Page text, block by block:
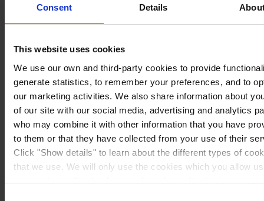
Consent Details
This website uses cookies
We use our own and third-party cookies to provide
generate statistics, to remember your preferences, and to
our marketing activities. We also share information about
of our site with our social media, advertising and analytics
who may combine it with other information that you have
to them or that they have collected from your use of their
Click "Show details" to learn about the different types of
that we use. We will only use the cookies which you allow
use, and we will only place such cookies after having